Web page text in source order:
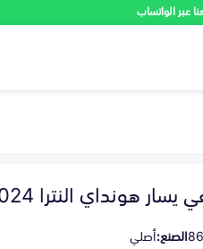
عبر الواتساب
النترا 2024-2025
الصنع:أصلي